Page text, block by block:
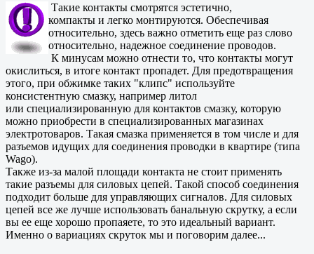
Такие контакты смотрятся эстетично,
компакты и легко монтируются. Обеспечивая
относительно, здесь важно отметить еще раз слово
относительно, надежное соединение проводов.
К минусам можно отнести то, что контакты могут
окислиться, в итоге контакт пропадет. Для предотвращения
этого, при обжимке таких "клипс" используйте
консистентную смазку, например литол
или специализированную для контактов смазку, которую
можно приобрести в специализированных магазинах
электротоваров. Такая смазка применяется в том числе и для
разъемов идущих для соединения проводки в квартире (типа
Wago).
Также из-за малой площади контакта не стоит применять
такие разъемы для силовых цепей. Такой способ соединения
подходит больше для управляющих сигналов. Для силовых
цепей все же лучше использовать банальную скрутку, а если
вы ее еще хорошо пропаяете, то это идеальный вариант.
Именно о вариациях скруток мы и поговорим далее...